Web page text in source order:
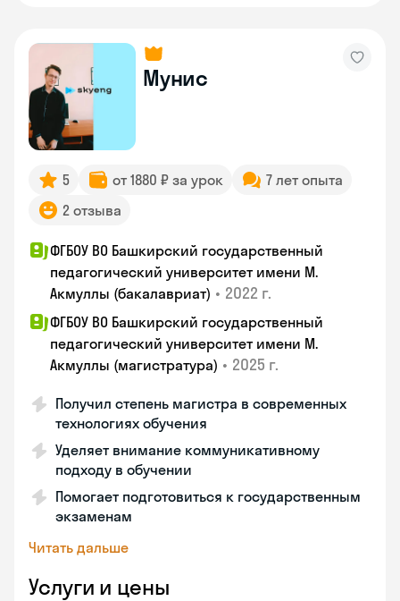
Мунис
5 от 1880 ₽ за урок
7 лет опыта
2 отзыва
ФГБОУ ВО Башкирский государственный
педагогический университет имени М.
Акмуллы (бакалавриат) • 2022 г.
ФГБОУ ВО Башкирский государственный
педагогический университет имени М.
Акмуллы (магистратура) • 2025 г.
Получил степень магистра в современных
технологиях обучения
Уделяет внимание коммуникативному
подходу в обучении
Помогает подготовиться к государственным
экзаменам
Читать дальше
Услуги и цены